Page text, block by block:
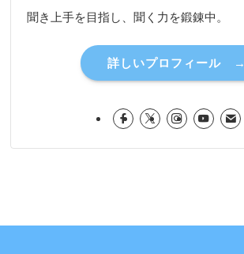
聞き上手を目指し、聞く力を鍛錬中。
詳しいプロフィール →